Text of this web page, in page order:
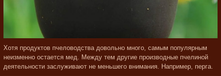
Хотя продуктов пчеловодства довольно много, самым популярным
неизменно остается мед. Между тем другие производные пчелиной
деятельности заслуживают не меньшего внимания. Например, перга.